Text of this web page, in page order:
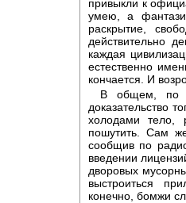
привыкли к
умею, а
раскрытие,
действительно
каждая
естественно
кончается. И
В общем, по
доказательство
холодами тело,
пошутить. Сам
сообщив по
введении
дворовых
выстроиться
конечно, бомжи